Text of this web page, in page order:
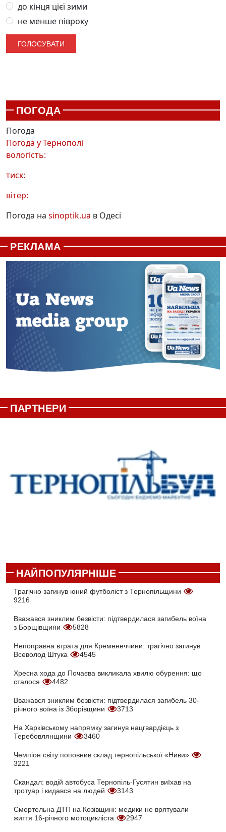
до кінця цієї зими
не менше півроку
ПОГОДА
Погода
Погода уТернополі
вологість:
тиск:
вітер:
Погода на sinoptik.ua в Одесі
РЕКЛАМА
ПАРТНЕРИ
НАЙПОПУЛЯРНІШЕ
Трагічно загинув юний футболіст з Тернопільщини
9216
Вважався зниклим безвісти: підтвердилася загибель воїна
з Борщівщини
5828
Непоправна втрата для Кременеччини: трагічно загинув
Всеволод Штука
4545
Хресна хода до Почаєва викликала хвилю обурення: що
сталося
4482
Вважався зниклим безвісти: підтвердилася загибель 30-
річного воїна із Зборівщини
3713
На Харківському напрямку загинув нацгвардієць з
Теребовлянщини
3460
Чемпіон світу поповнив склад тернопільської «Ниви»
3221
Скандал: водій автобуса Тернопіль-Гусятин виїхав на
тротуар і кидався на людей
3143
Смертельна ДТП на Козівщині: медики не врятували
життя 16-річного мотоцикліста
2947